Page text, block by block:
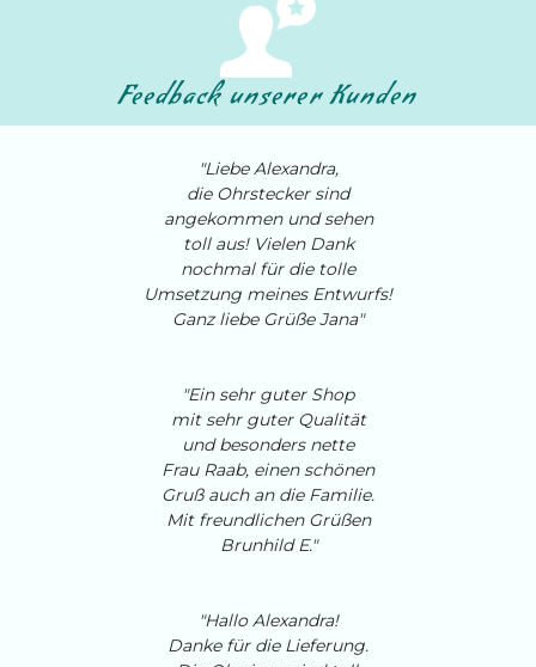
Feedback unserer Kunden
"Liebe Alexandra,
die Ohrstecker sind
angekommen und sehen
toll aus! Vielen Dank
nochmal für die tolle
Umsetzung meines Entwurfs!
Ganz liebe Grüße Jana"
"Ein sehr guter Shop
mit sehr guter Qualität
und besonders nette
Frau Raab, einen schönen
Gruß auch an die Familie.
Mit freundlichen Grüßen
Brunhild E."
"Hallo Alexandra!
Danke für die Lieferung.